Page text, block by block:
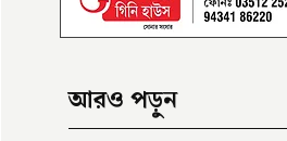
আরও পড়ুন